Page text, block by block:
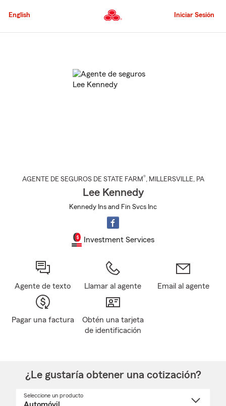
al
principal
English Iniciar Sesión
AGENTE DE SEGUROS DE STATE FARM®, MILLERSVILLE, PA
Lee Kennedy
Kennedy Ins and Fin Svcs Inc
Investment Services
Agente de texto Llamar al agente Email al agente
Pagar una factura
Obtén una tarjeta
de identificación
¿Le gustaría obtener una cotización?
Seleccione un producto